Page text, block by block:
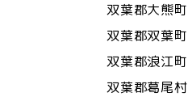
双葉郡大熊町
双葉郡双葉町
双葉郡浪江町
双葉郡葛尾村